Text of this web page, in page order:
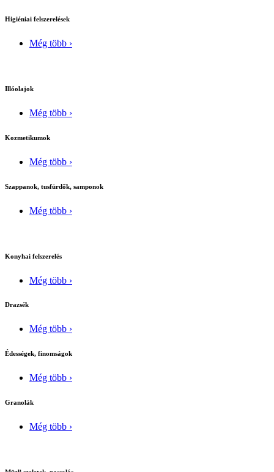
Higiéniai felszerelések
Még több ›
Illóolajok
Még több ›
Kozmetikumok
Még több ›
Szappanok, tusfürdők, samponok
Még több ›
Konyhai felszerelés
Még több ›
Drazsék
Még több ›
Édességek, finomságok
Még több ›
Granolák
Még több ›